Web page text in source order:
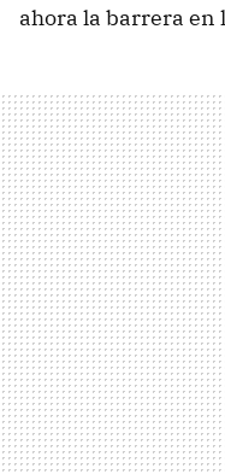
ahora la barrera en